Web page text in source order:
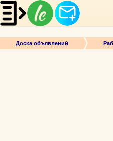
Доска объявлений